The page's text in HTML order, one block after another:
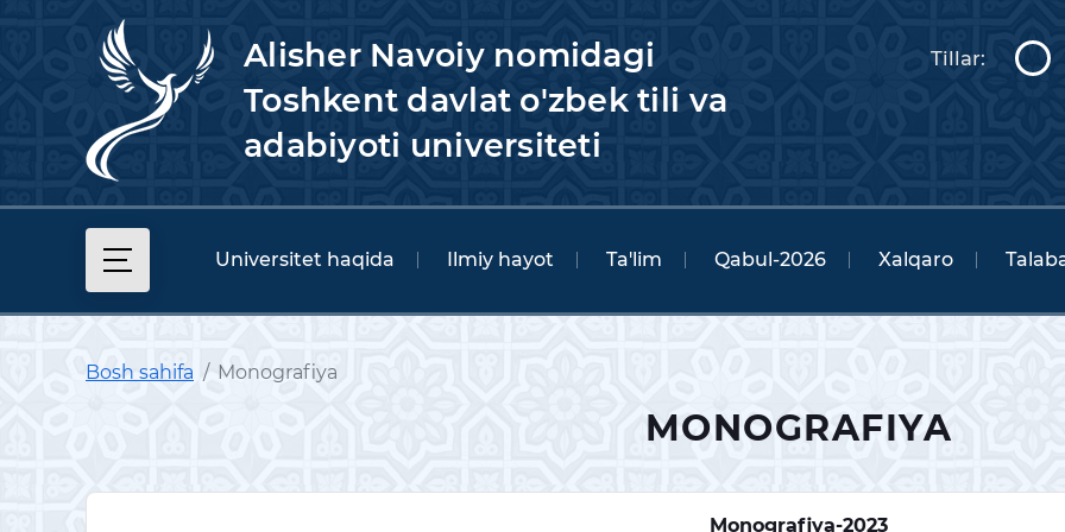
Alisher Navoiy nomidagi
Toshkent davlat o'zbek tili va
adabiyoti universiteti
Tillar:
Universitet haqida Ilmiy hayot Ta'lim Qabul-2026 Xalqaro
Bosh sahifa Monografiya
MONOGRAFIYA
Monografiya-2023